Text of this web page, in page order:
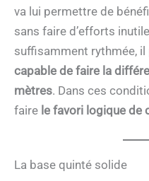
va lui permettre de
sans faire d’efforts
suffisamment rythmée,
capable de faire la
mètres. Dans ces
faire le favori logique de
La base quinté solide